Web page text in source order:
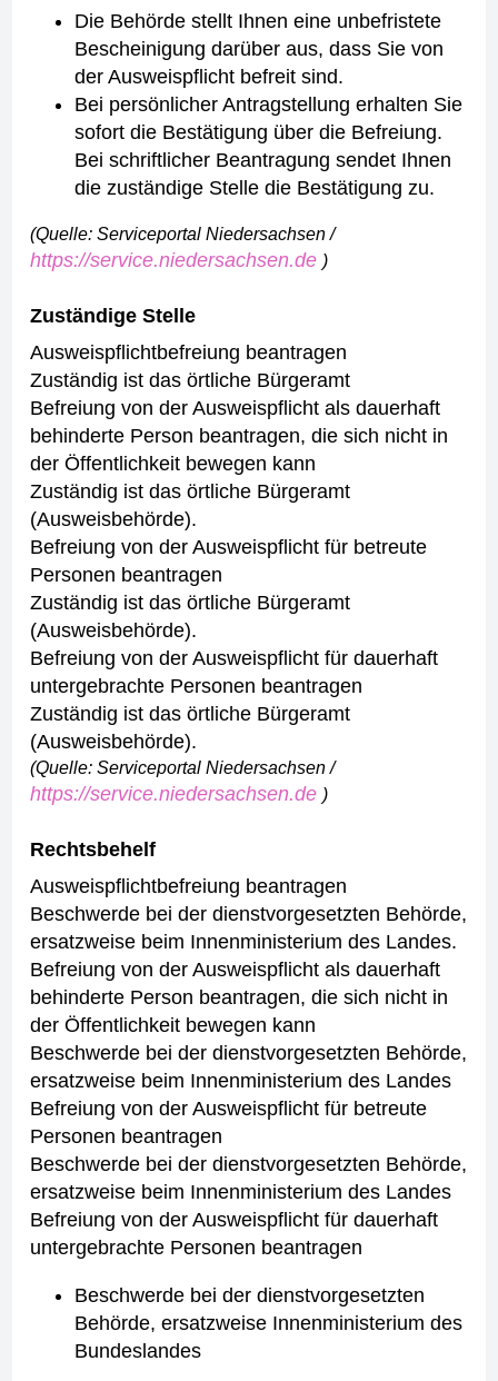
Die Behörde stellt Ihnen eine unbefristete
Bescheinigung darüber aus, dass Sie von
der Ausweispflicht befreit sind.
Bei persönlicher Antragstellung erhalten Sie
sofort die Bestätigung über die Befreiung.
Bei schriftlicher Beantragung sendet Ihnen
die zuständige Stelle die Bestätigung zu.
(Quelle: Serviceportal Niedersachsen /
https://service.niedersachsen.de )
Zuständige Stelle
Ausweispflichtbefreiung beantragen
Zuständig ist das örtliche Bürgeramt
Befreiung von der Ausweispflicht als dauerhaft
behinderte Person beantragen, die sich nicht in
der Öffentlichkeit bewegen kann
Zuständig ist das örtliche Bürgeramt
(Ausweisbehörde).
Befreiung von der Ausweispflicht für betreute
Personen beantragen
Zuständig ist das örtliche Bürgeramt
(Ausweisbehörde).
Befreiung von der Ausweispflicht für dauerhaft
untergebrachte Personen beantragen
Zuständig ist das örtliche Bürgeramt
(Ausweisbehörde).
(Quelle: Serviceportal Niedersachsen /
https://service.niedersachsen.de )
Rechtsbehelf
Ausweispflichtbefreiung beantragen
Beschwerde bei der dienstvorgesetzten Behörde,
ersatzweise beim Innenministerium des Landes.
Befreiung von der Ausweispflicht als dauerhaft
behinderte Person beantragen, die sich nicht in
der Öffentlichkeit bewegen kann
Beschwerde bei der dienstvorgesetzten Behörde,
ersatzweise beim Innenministerium des Landes
Befreiung von der Ausweispflicht für betreute
Personen beantragen
Beschwerde bei der dienstvorgesetzten Behörde,
ersatzweise beim Innenministerium des Landes
Befreiung von der Ausweispflicht für dauerhaft
untergebrachte Personen beantragen
Beschwerde bei der dienstvorgesetzten
Behörde, ersatzweise Innenministerium des
Bundeslandes